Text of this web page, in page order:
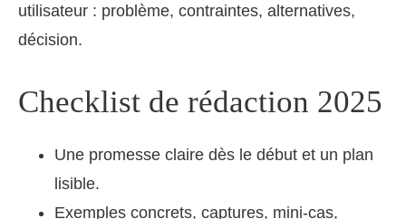
utilisateur : problème, contraintes, alternatives,
décision.
Checklist de rédaction 2025
Une promesse claire dès le début et un plan
lisible.
Exemples concrets, captures, mini‑cas,